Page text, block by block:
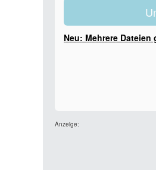
Neu: Mehrere
Anzeige: